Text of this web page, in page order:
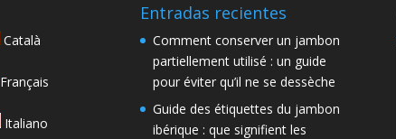
Català
Français
Italiano
Entradas recientes
Comment conserver un jambon
partiellement utilisé : un guide
pour éviter qu’il ne se dessèche
Guide des étiquettes du jambon
ibérique : que signifient les